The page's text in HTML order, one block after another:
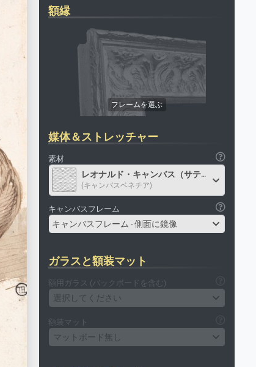
額縁
媒体＆ストレッチャー
素材
レオナルド・キャンバス（サテン）
(キャンバスベネチア)
キャンバスフレーム
キャンバスフレーム - 側面に鏡像
ガラスと額装マット
額用ガラス (バックボードを含む)
選択してください
額装マット
マットボード無し